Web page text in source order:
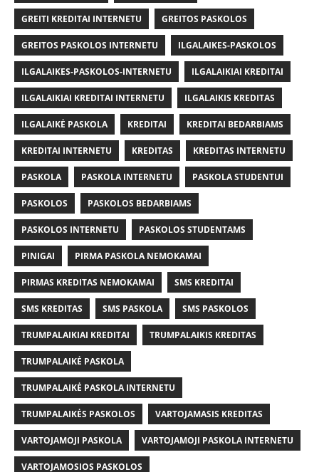
GREITI KREDITAI INTERNETU GREITOS PASKOLOS
GREITOS PASKOLOS INTERNETU ILGALAIKES-PASKOLOS
ILGALAIKES-PASKOLOS-INTERNETU ILGALAIKIAI KREDITAI
ILGALAIKIAI KREDITAI INTERNETU ILGALAIKIS KREDITAS
ILGALAIKĖ PASKOLA KREDITAI KREDITAI BEDARBIAMS
KREDITAI INTERNETU KREDITAS KREDITAS INTERNETU
PASKOLA PASKOLA INTERNETU PASKOLA STUDENTUI
PASKOLOS PASKOLOS BEDARBIAMS
PASKOLOS INTERNETU PASKOLOS STUDENTAMS
PINIGAI PIRMA PASKOLA NEMOKAMAI
PIRMAS KREDITAS NEMOKAMAI SMS KREDITAI
SMS KREDITAS SMS PASKOLA SMS PASKOLOS
TRUMPALAIKIAI KREDITAI TRUMPALAIKIS KREDITAS
TRUMPALAIKĖ PASKOLA
TRUMPALAIKĖ PASKOLA INTERNETU
TRUMPALAIKĖS PASKOLOS VARTOJAMASIS KREDITAS
VARTOJAMOJI PASKOLA VARTOJAMOJI PASKOLA INTERNETU
VARTOJAMOSIOS PASKOLOS